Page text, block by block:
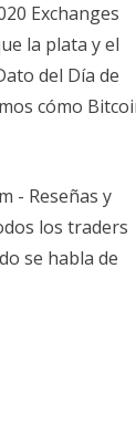
Exchanges
la plata y el
del Día de
cómo
- Reseñas y
los traders
se habla de